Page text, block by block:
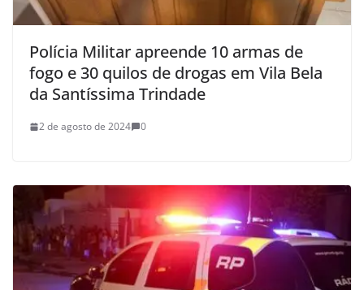
Polícia Militar apreende 10 armas de
fogo e 30 quilos de drogas em Vila Bela
da Santíssima Trindade
2 de agosto de 2024 0